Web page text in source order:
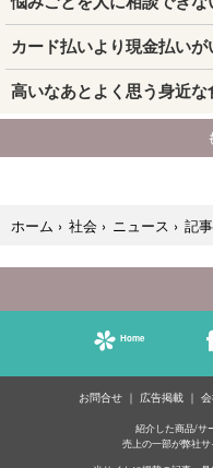
ホーム › 社会 › ニュース › 記事
Home
お問合せ 広告掲載
紹介した商品/サ
売上の一部が弊社サ